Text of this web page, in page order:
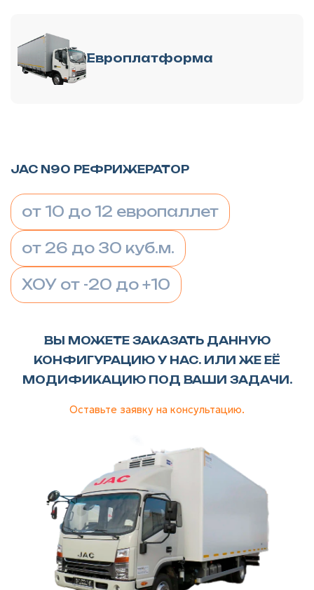
Европлатформа
JAC N90 РЕФРИЖЕРАТОР
от 10 до 12 европаллет
от 26 до 30 куб.м.
ХОУ от -20 до +10
ВЫ МОЖЕТЕ ЗАКАЗАТЬ ДАННУЮ
КОНФИГУРАЦИЮ У НАС. ИЛИ ЖЕ ЕЁ
МОДИФИКАЦИЮ ПОД ВАШИ ЗАДАЧИ.
Оставьте заявку на консультацию.